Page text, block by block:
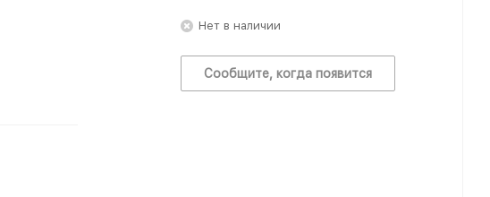
Нет в наличии
Сообщите, когда появится